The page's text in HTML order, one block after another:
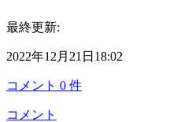
最終更新:
2022年12月21日18:02
コメント 0 件
コメント